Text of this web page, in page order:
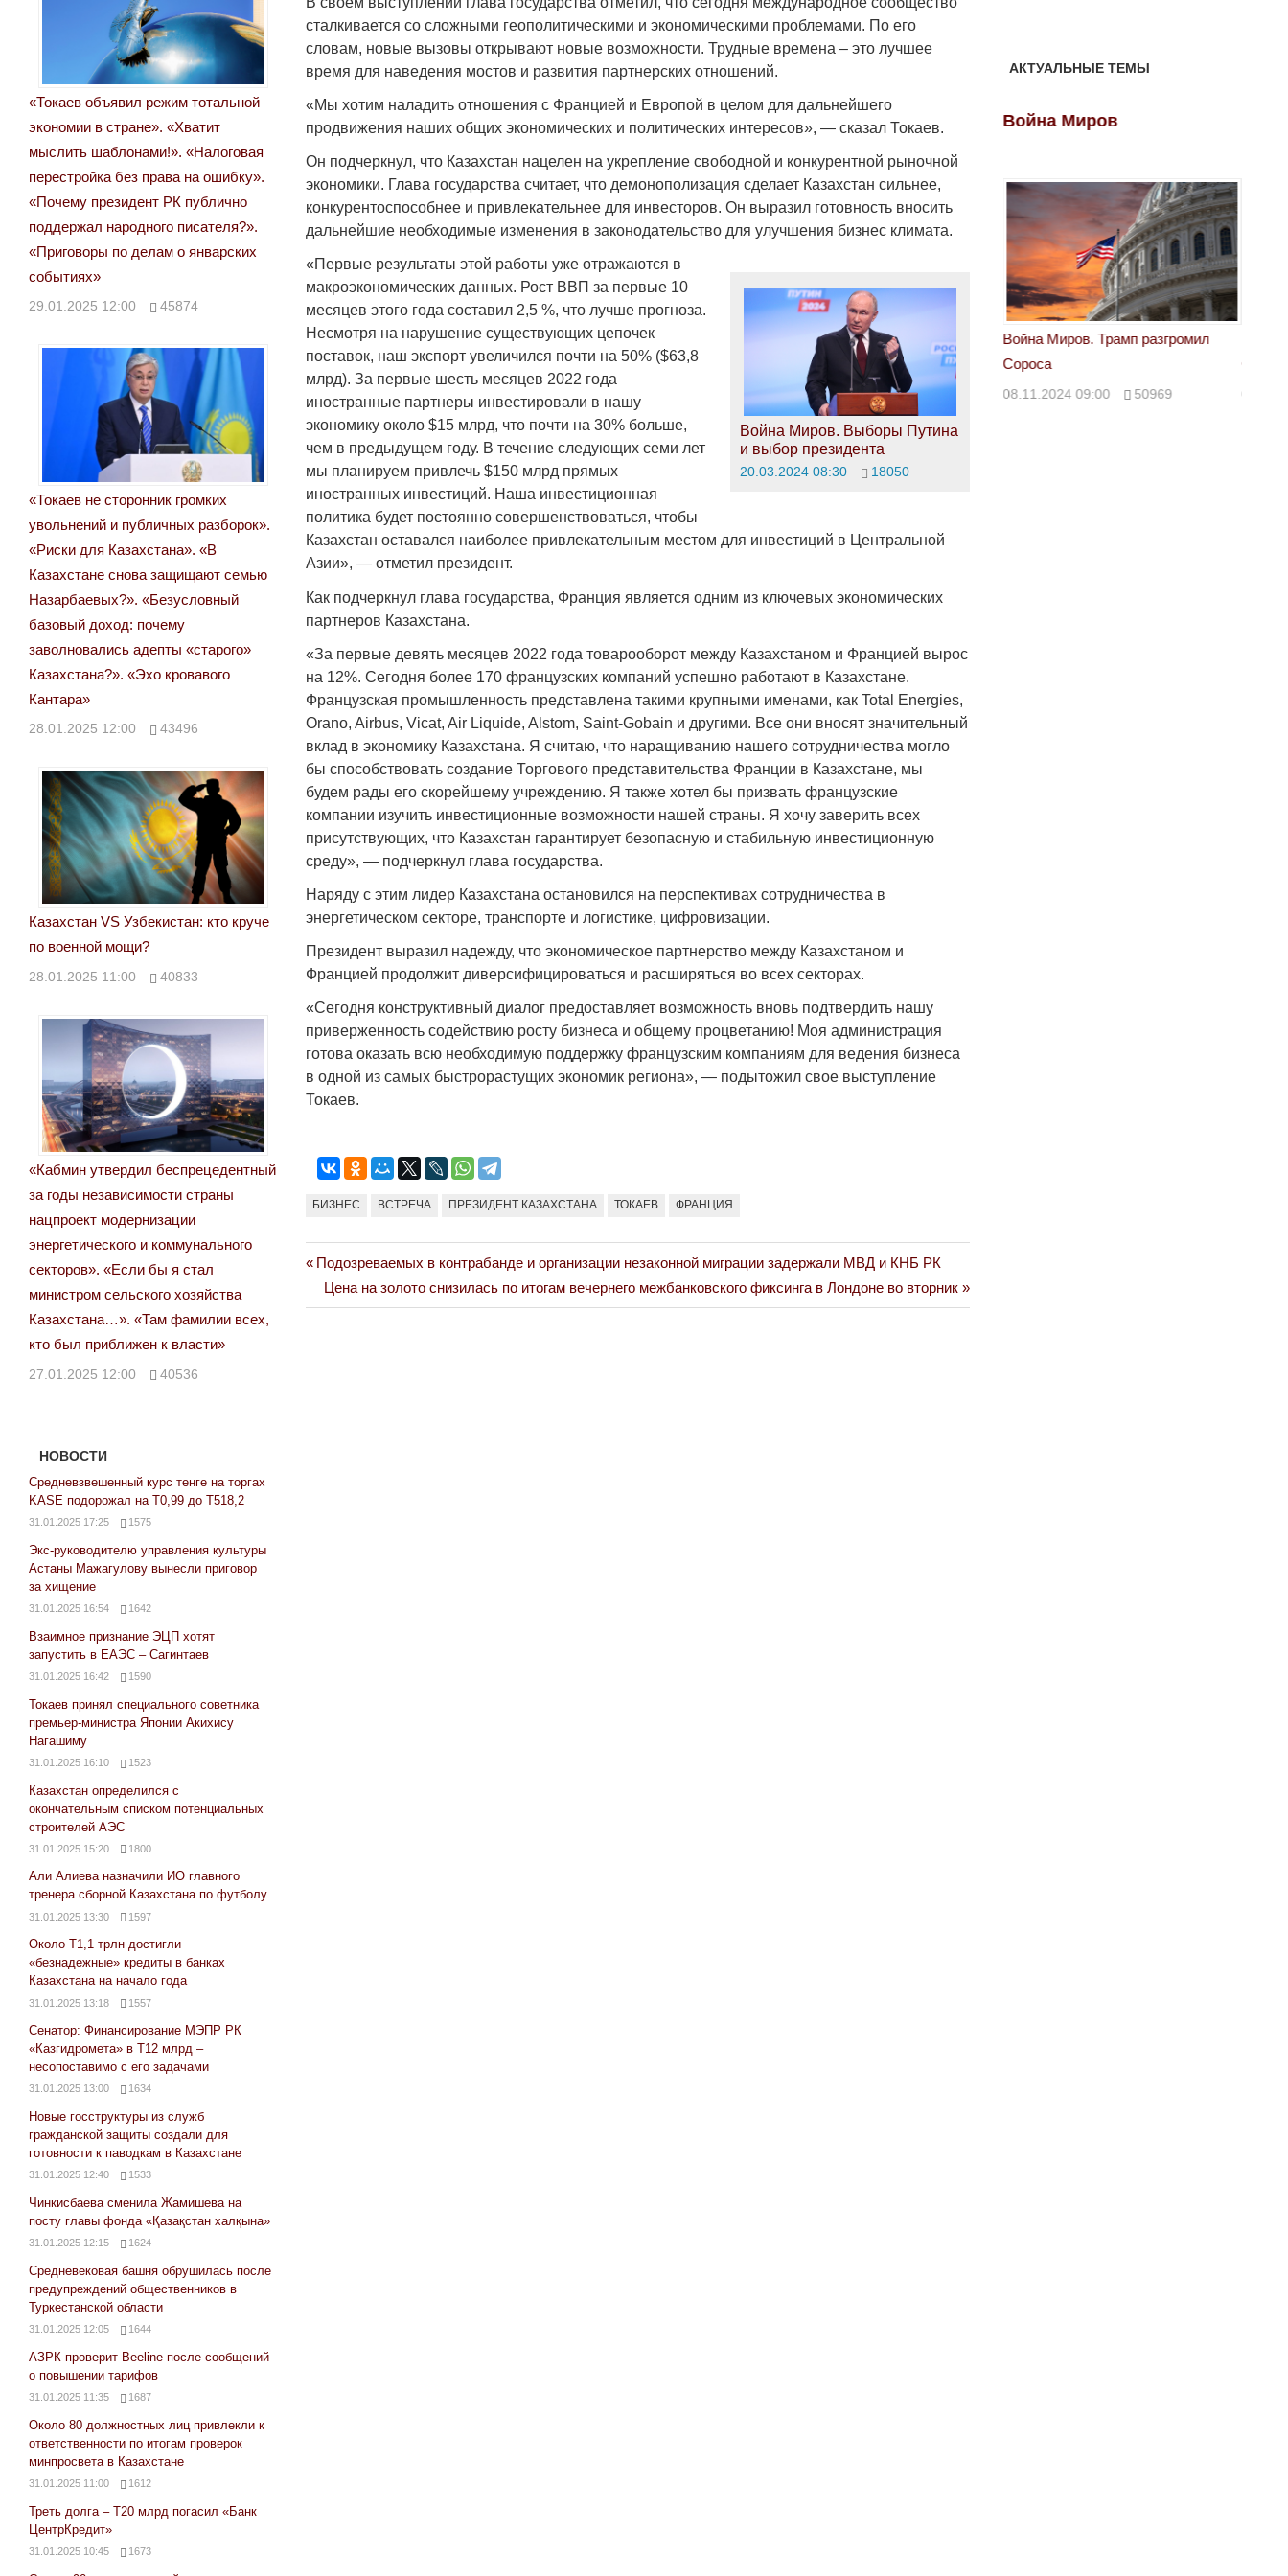
сталкивается со сложными геополитическими и экономическими проблемами. По его
словам, новые вызовы открывают новые возможности. Трудные времена – это лучшее
время для наведения мостов и развития партнерских отношений.
«Мы хотим наладить отношения с Францией и Европой в целом для дальнейшего
продвижения наших общих экономических и политических интересов», — сказал Токаев.
Он подчеркнул, что Казахстан нацелен на укрепление свободной и конкурентной рыночной
экономики. Глава государства считает, что демонополизация сделает Казахстан сильнее,
конкурентоспособнее и привлекательнее для инвесторов. Он выразил готовность вносить
дальнейшие необходимые изменения в законодательство для улучшения бизнес климата.
Война Миров. Выборы Путина
и выбор президента
20.03.2024 08:30 18050
«Первые результаты этой работы уже отражаются в
макроэкономических данных. Рост ВВП за первые 10
месяцев этого года составил 2,5 %, что лучше прогноза.
Несмотря на нарушение существующих цепочек
поставок, наш экспорт увеличился почти на 50% ($63,8
млрд). За первые шесть месяцев 2022 года
иностранные партнеры инвестировали в нашу
экономику около $15 млрд, что почти на 30% больше,
чем в предыдущем году. В течение следующих семи лет
мы планируем привлечь $150 млрд прямых
иностранных инвестиций. Наша инвестиционная
политика будет постоянно совершенствоваться, чтобы
Казахстан оставался наиболее привлекательным местом для инвестиций в Центральной
Азии», — отметил президент.
Как подчеркнул глава государства, Франция является одним из ключевых экономических
партнеров Казахстана.
«За первые девять месяцев 2022 года товарооборот между Казахстаном и Францией вырос
на 12%. Сегодня более 170 французских компаний успешно работают в Казахстане.
Французская промышленность представлена такими крупными именами, как Total Energies,
Orano, Airbus, Vicat, Air Liquide, Alstom, Saint-Gobain и другими. Все они вносят значительный
вклад в экономику Казахстана. Я считаю, что наращиванию нашего сотрудничества могло
бы способствовать создание Торгового представительства Франции в Казахстане, мы
будем рады его скорейшему учреждению. Я также хотел бы призвать французские
компании изучить инвестиционные возможности нашей страны. Я хочу заверить всех
присутствующих, что Казахстан гарантирует безопасную и стабильную инвестиционную
среду», — подчеркнул глава государства.
Наряду с этим лидер Казахстана остановился на перспективах сотрудничества в
энергетическом секторе, транспорте и логистике, цифровизации.
Президент выразил надежду, что экономическое партнерство между Казахстаном и
Францией продолжит диверсифицироваться и расширяться во всех секторах.
«Сегодня конструктивный диалог предоставляет возможность вновь подтвердить нашу
приверженность содействию росту бизнеса и общему процветанию! Моя администрация
готова оказать всю необходимую поддержку французским компаниям для ведения бизнеса
в одной из самых быстрорастущих экономик региона», — подытожил свое выступление
Токаев.
БИЗНЕС ВСТРЕЧА ПРЕЗИДЕНТ КАЗАХСТАНА ТОКАЕВ ФРАНЦИЯ
Навигация
по
Previous
Post:
Подозреваемых в контрабанде и организации незаконной миграции задержали МВД и КНБ РК
Next
Post:
Цена на золото снизилась по итогам вечернего межбанковского фиксинга в Лондоне во вторник
«Токаев объявил режим тотальной
экономии в стране». «Хватит
мыслить шаблонами!». «Налоговая
перестройка без права на ошибку».
«Почему президент РК публично
поддержал народного писателя?».
«Приговоры по делам о январских
событиях»
29.01.2025 12:00 45874
«Токаев не сторонник громких
увольнений и публичных разборок».
«Риски для Казахстана». «В
Казахстане снова защищают семью
Назарбаевых?». «Безусловный
базовый доход: почему
заволновались адепты «старого»
Казахстана?». «Эхо кровавого
Кантара»
28.01.2025 12:00 43496
Казахстан VS Узбекистан: кто круче
по военной мощи?
28.01.2025 11:00 40833
«Кабмин утвердил беспрецедентный
за годы независимости страны
нацпроект модернизации
энергетического и коммунального
секторов». «Если бы я стал
министром сельского хозяйства
Казахстана…». «Там фамилии всех,
кто был приближен к власти»
27.01.2025 12:00 40536
НОВОСТИ
Средневзвешенный курс тенге на торгах
KASE подорожал на Т0,99 до Т518,2
31.01.2025 17:25 1575
Экс-руководителю управления культуры
Астаны Мажагулову вынесли приговор
за хищение
31.01.2025 16:54 1642
Взаимное признание ЭЦП хотят
запустить в ЕАЭС – Сагинтаев
31.01.2025 16:42 1590
Токаев принял специального советника
премьер-министра Японии Акихису
Нагашиму
31.01.2025 16:10 1523
Казахстан определился с
окончательным списком потенциальных
строителей АЭС
31.01.2025 15:20 1800
Али Алиева назначили ИО главного
тренера сборной Казахстана по футболу
31.01.2025 13:30 1597
Около Т1,1 трлн достигли
«безнадежные» кредиты в банках
Казахстана на начало года
31.01.2025 13:18 1557
Сенатор: Финансирование МЭПР РК
«Казгидромета» в Т12 млрд –
несопоставимо с его задачами
31.01.2025 13:00 1634
Новые госструктуры из служб
гражданской защиты создали для
готовности к паводкам в Казахстане
31.01.2025 12:40 1533
Чинкисбаева сменила Жамишева на
посту главы фонда «Қазақстан халқына»
31.01.2025 12:15 1624
Средневековая башня обрушилась после
предупреждений общественников в
Туркестанской области
31.01.2025 12:05 1644
АЗРК проверит Beeline после сообщений
о повышении тарифов
31.01.2025 11:35 1687
Около 80 должностных лиц привлекли к
ответственности по итогам проверок
минпросвета в Казахстане
31.01.2025 11:00 1612
Треть долга – Т20 млрд погасил «Банк
ЦентрКредит»
31.01.2025 10:45 1673
АКТУАЛЬНЫЕ ТЕМЫ
Война Миров
Война Миров. Трамп разгромил
Сороса
08.11.2024 09:00 50969
Война Миров
Война Миров. Трамп разгромил
Сороса
08.11.2024 09:00 50969